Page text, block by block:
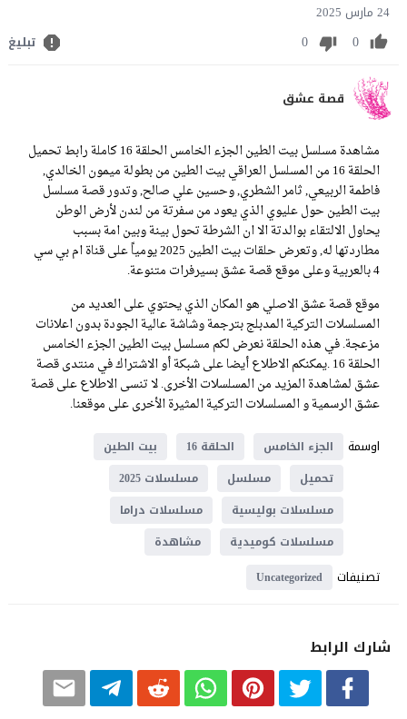
24 مارس 2025
0
0 تبليغ
قصة عشق
مشاهدة مسلسل بيت الطين الجزء الخامس الحلقة 16 كاملة رابط تحميل
الحلقة 16 من المسلسل العراقي بيت الطين من بطولة ميمون الخالدي,
فاطمة الربيعي, ثامر الشطري, وحسين علي صالح, وتدور قصة مسلسل
بيت الطين حول عليوي الذي يعود من سفرتة من لندن لأرض الوطن
يحاول الالتقاء بوالدتة الا ان الشرطة تحول بينة وبين امة بسبب
مطاردتها له, وتعرض حلقات بيت الطين 2025 يومياً على قناة ام بي سي
4 بالعربية وعلى موقع قصة عشق بسيرفرات متنوعة.
موقع قصة عشق الاصلي هو المكان الذي يحتوي على العديد من
المسلسلات التركية المدبلج بترجمة وشاشة عالية الجودة بدون اعلانات
مزعجة. في هذه الحلقة نعرض لكم مسلسل بيت الطين الجزء الخامس
الحلقة 16 .يمكنكم الاطلاع أيضا على شبكة أو الاشتراك في منتدى قصة
عشق لمشاهدة المزيد من المسلسلات الأخرى. لا تنسى الاطلاع على قصة
عشق الرسمية و المسلسلات التركية المثيرة الأخرى على موقعنا.
اوسمة
الجزء الخامس الحلقة 16
بيت الطين
تحميل
مسلسل
مسلسلات 2025
مسلسلات بوليسية
مسلسلات دراما
مسلسلات كوميدية
مشاهدة
تصنيفات Uncategorized
شارك الرابط